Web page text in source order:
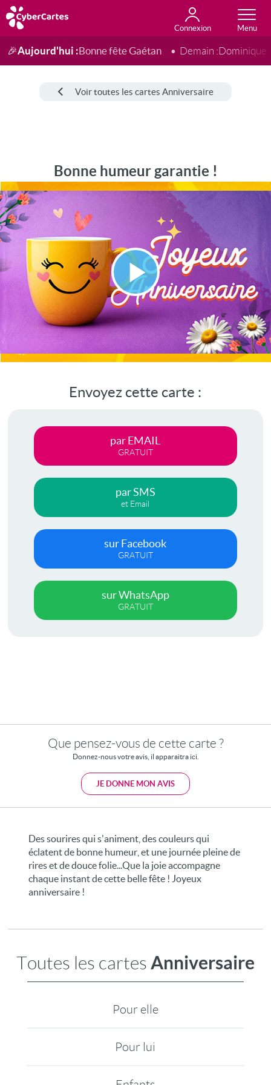
Connexion
Anniversaire
Fête du jour
Amour
Amitié
Merci
Toutes les cartes
🎉Aujourd'hui :Bonne fête Gaétan Demain :Dominique
Voir toutes les cartes Anniversaire
Bonne humeur garantie !
Lire
la
vidéo
Envoyez cette carte :
par EMAIL
GRATUIT
par SMS
et Email
sur Facebook
GRATUIT
sur WhatsApp
GRATUIT
Que pensez-vous de cette carte ?
Donnez-nous votre avis, il apparaitra ici.
JE DONNE MON AVIS
Des sourires qui s'animent, des couleurs qui
éclatent de bonne humeur, et une journée pleine de
rires et de douce folie...Que la joie accompagne
chaque instant de cette belle fête ! Joyeux
anniversaire !
Toutes les cartes Anniversaire
Pour elle
Pour lui